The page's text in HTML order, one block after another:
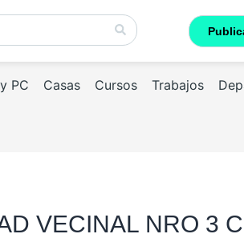
PC Casas Cursos Trabajos
VECINAL NRO 3